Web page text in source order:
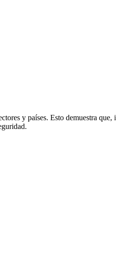
y países. Esto demuestra